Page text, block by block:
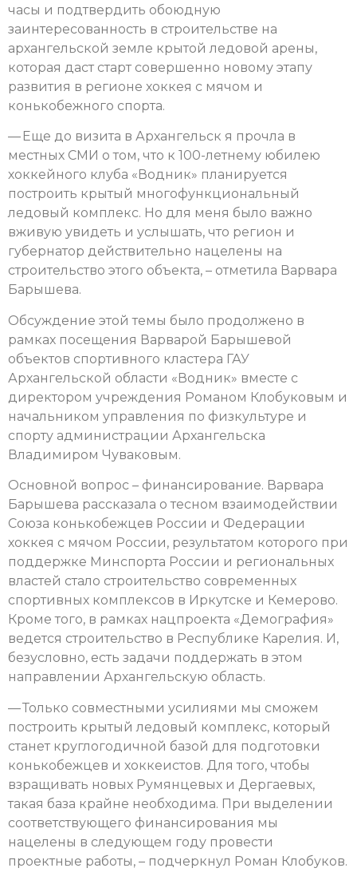
часы и подтвердить обоюдную
заинтересованность в строительстве на
архангельской земле крытой ледовой арены,
которая даст старт совершенно новому этапу
развития в регионе хоккея с мячом и
конькобежного спорта.
— Еще до визита в Архангельск я прочла в
местных СМИ о том, что к 100-летнему юбилею
хоккейного клуба «Водник» планируется
построить крытый многофункциональный
ледовый комплекс. Но для меня было важно
вживую увидеть и услышать, что регион и
губернатор действительно нацелены на
строительство этого объекта, – отметила Варвара
Барышева.
Обсуждение этой темы было продолжено в
рамках посещения Варварой Барышевой
объектов спортивного кластера ГАУ
Архангельской области «Водник» вместе с
директором учреждения Романом Клобуковым и
начальником управления по физкультуре и
спорту администрации Архангельска
Владимиром Чуваковым.
Основной вопрос – финансирование. Варвара
Барышева рассказала о тесном взаимодействии
Союза конькобежцев России и Федерации
хоккея с мячом России, результатом которого при
поддержке Минспорта России и региональных
властей стало строительство современных
спортивных комплексов в Иркутске и Кемерово.
Кроме того, в рамках нацпроекта «Демография»
ведется строительство в Республике Карелия. И,
безусловно, есть задачи поддержать в этом
направлении Архангельскую область.
— Только совместными усилиями мы сможем
построить крытый ледовый комплекс, который
станет круглогодичной базой для подготовки
конькобежцев и хоккеистов. Для того, чтобы
взращивать новых Румянцевых и Дергаевых,
такая база крайне необходима. При выделении
соответствующего финансирования мы
нацелены в следующем году провести
проектные работы, – подчеркнул Роман Клобуков.